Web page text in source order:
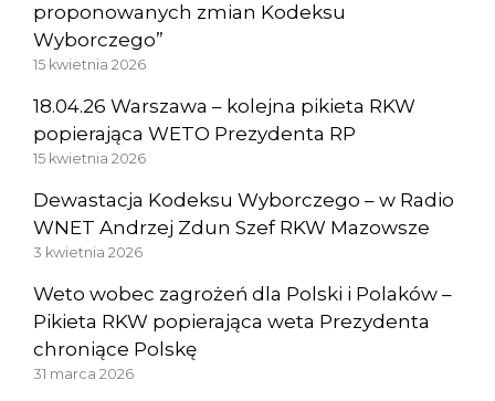
proponowanych zmian Kodeksu
Wyborczego”
15 kwietnia 2026
18.04.26 Warszawa – kolejna pikieta RKW
popierająca WETO Prezydenta RP
15 kwietnia 2026
Dewastacja Kodeksu Wyborczego – w Radio
WNET Andrzej Zdun Szef RKW Mazowsze
3 kwietnia 2026
Weto wobec zagrożeń dla Polski i Polaków –
Pikieta RKW popierająca weta Prezydenta
chroniące Polskę
31 marca 2026